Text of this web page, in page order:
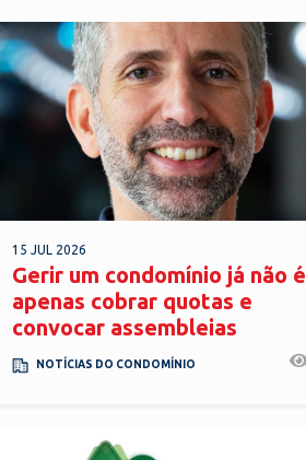
15 JUL 2026
Gerir um condomínio já não é
apenas cobrar quotas e
convocar assembleias
NOTÍCIAS DO CONDOMÍNIO